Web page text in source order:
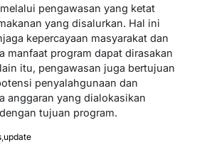
pengawasan yang ketat
yang disalurkan. Hal ini
kepercayaan masyarakat dan
manfaat program dapat dirasakan
itu, pengawasan juga bertujuan
penyalahgunaan dan
anggaran yang dialokasikan
tujuan program.
update